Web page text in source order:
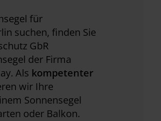
für
suchen, finden Sie
GbR
der Firma
Als kompetenter
wir Ihre
Sonnensegel
oder Balkon.